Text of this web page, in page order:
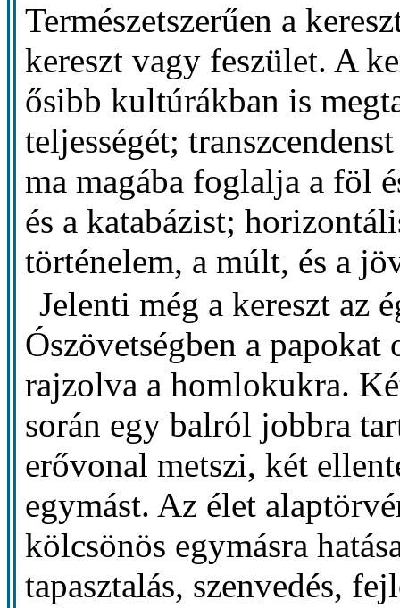
Természetszerűen a
kereszt vagy feszület. A
ősibb kultúrákban is
teljességét;
ma magába foglalja a föl
és a katabázist;
történelem, a múlt, és a
Jelenti még a kereszt az
Ószövetségben a
rajzolva a homlokukra.
során egy balról jobbra
erővonal metszi, két
egymást. Az élet
kölcsönös egymásra
tapasztalás, szenvedés,